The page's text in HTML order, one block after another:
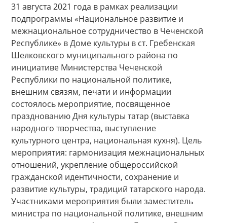
31 августа 2021 года в рамках реализации
подпрограммы «Национальное развитие и
межнациональное сотрудничество в Чеченской
Республике» в Доме культуры в ст. Гребенская
Шелковского муниципального района по
инициативе Министерства Чеченской
Республики по национальной политике,
внешним связям, печати и информации
состоялось мероприятие, посвященное
празднованию Дня культуры татар (выставка
народного творчества, выступление
культурного центра, национальная кухня). Цель
мероприятия: гармонизация межнациональных
отношений, укрепление общероссийской
гражданской идентичности, сохранение и
развитие культуры, традиций татарского народа.
Участниками мероприятия были заместитель
министра по национальной политике, внешним